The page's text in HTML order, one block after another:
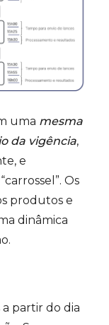
uma mesma
da vigência,
e
Os
produtos e
dinâmica
a partir do dia